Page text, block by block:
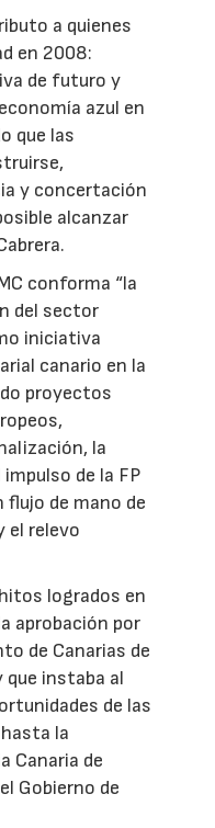
a quienes
en 2008:
de futuro y
azul en
que las
y concertación
alcanzar
conforma “la
del sector
iniciativa
canario en la
proyectos
la
de la FP
flujo de mano de
el relevo
logrados en
aprobación por
de Canarias de
que instaba al
de las
la
Canaria de
Gobierno de